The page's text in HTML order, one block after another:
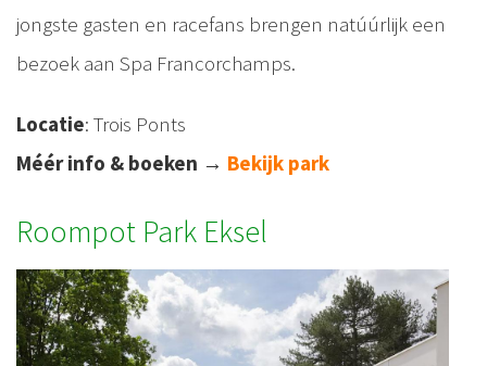
jongste gasten en racefans brengen natúúrlijk een
bezoek aan Spa Francorchamps.
Locatie: Trois Ponts
Méér info & boeken → Bekijk park
Roompot Park Eksel